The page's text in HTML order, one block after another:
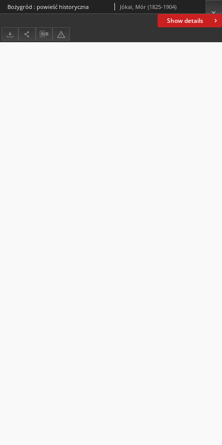
Show details
Bożygród : powieść historyczna Jókai, Mór (1825-1904)